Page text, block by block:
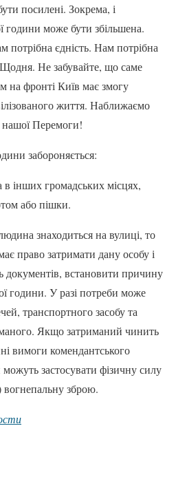
посилені. Зокрема, і
години може бути збільшена.
потрібна єдність. Нам потрібна
Не забувайте, що саме
на фронті Київ має змогу
життя. Наближаємо
нашої Перемоги!
забороняється:
в інших громадських місцях,
або пішки.
знаходиться на вулиці, то
право затримати дану особу і
документів, встановити причину
години. У разі потреби може
транспортного засобу та
Якщо затриманий чинить
вимоги комендантського
можуть застосувати фізичну силу
зброю.